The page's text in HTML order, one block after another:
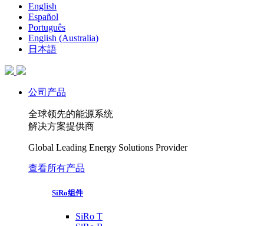
English
Español
Português
English (Australia)
日本語
公司产品
全球领先的能源系统
解决方案提供商
Global Leading Energy Solutions Provider
查看所有产品
SiRo组件
SiRo T